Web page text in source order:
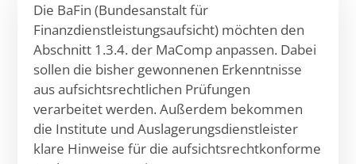
Die BaFin (Bundesanstalt für
Finanzdienstleistungsaufsicht) möchten den
Abschnitt 1.3.4. der MaComp anpassen. Dabei
sollen die bisher gewonnenen Erkenntnisse
aus aufsichtsrechtlichen Prüfungen
verarbeitet werden. Außerdem bekommen
die Institute und Auslagerungsdienstleister
klare Hinweise für die aufsichtsrechtkonforme